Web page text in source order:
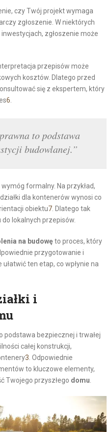
czy Twój projekt wymaga
zgłoszenie. W niektórych
zgłoszenie może
przepisów może
kosztów. Dlatego przed
się z ekspertem, który
6.
to podstawa
budowlanej.”
formalny. Na przykład,
dla kontenerów wynosi co
obiektu7. Dlatego tak
lokalnych przepisów.
na budowęto proces, który
przygotowanie i
ten etap, co wpłynie na
i
podstawa bezpiecznej i trwałej
całej konstrukcji,
3. Odpowiednie
to kluczowe elementy,
Twojego przyszłego domu.